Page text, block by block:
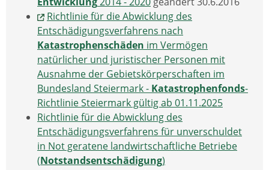
Richtlinie für die Abwicklung des
Entschädigungsverfahrens nach
Katastrophenschäden im Vermögen
natürlicher und juristischer Personen mit
Ausnahme der Gebietskörperschaften im
Bundesland Steiermark - Katastrophenfonds-
Richtlinie Steiermark gültig ab 01.11.2025
Richtlinie für die Abwicklung des
Entschädigungsverfahrens für unverschuldet
in Not geratene landwirtschaftliche Betriebe
(Notstandsentschädigung)